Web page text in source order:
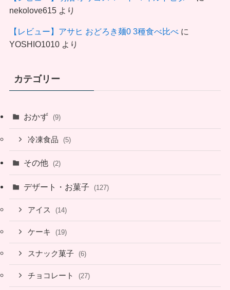
nekolove615より
【レビュー】アサヒ おどろき麺0 3種食べ比べに
YOSHIO1010より
カテゴリー
おかず (9)
冷凍食品 (5)
その他 (2)
デザート・お菓子 (127)
アイス (14)
ケーキ (19)
スナック菓子 (6)
チョコレート (27)